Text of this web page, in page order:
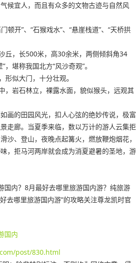
候宜人，而且有众多的文物古迹与自然风
顿开”、“石猴戏水”、“悬崖栈道”、“天桥拱
丘，长500米，高30余米，两侧倾斜角34
堪称我国北方“风沙奇观”。
形似大门，十分壮观。
，岩石林立，裸露水面，貌似猴头，远观其
画的田园风光，扣人心弦的绝妙传说，极富
走廊。当夏季来临，数以万计的游人云集拒
沙、登山，夜晚点起篝火，燃放鞭炮烟花，
，拒马河两岸就会成为消夏避暑的圣地，游
国内？8月最好去哪里旅游国内游？纯旅游
去哪里旅游国内游”的攻略关注尊龙凯时官
国内
post/830.html